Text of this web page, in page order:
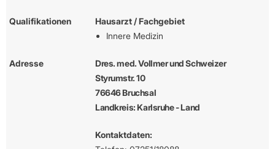
Qualifikationen
Hausarzt / Fachgebiet
Innere Medizin
Adresse
Dres. med. Vollmer und Schweizer
Styrumstr. 10
76646 Bruchsal
Landkreis: Karlsruhe - Land
Kontaktdaten: